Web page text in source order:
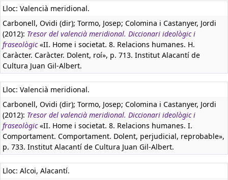
Lloc: Valencià meridional.
Carbonell, Ovidi (dir); Tormo, Josep; Colomina i Castanyer, Jordi
(2012): Tresor del valencià meridional. Diccionari ideològic i
fraseològic«II. Home i societat. 8. Relacions humanes. H.
Caràcter. Caràcter. Dolent, roí», p. 713. Institut Alacantí de
Cultura Juan Gil-Albert.
Lloc: Valencià meridional.
Carbonell, Ovidi (dir); Tormo, Josep; Colomina i Castanyer, Jordi
(2012): Tresor del valencià meridional. Diccionari ideològic i
fraseològic«II. Home i societat. 8. Relacions humanes. I.
Comportament. Comportament. Dolent, perjudicial, reprobable»,
p. 733. Institut Alacantí de Cultura Juan Gil-Albert.
Lloc: Alcoi, Alacantí.